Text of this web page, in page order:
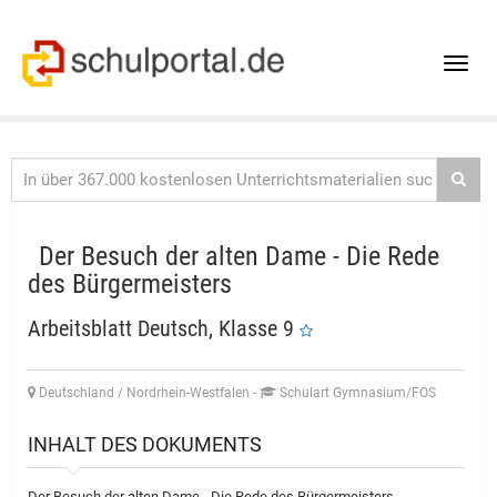
Toggle
Der Besuch der alten Dame - Die Rede
des Bürgermeisters
Arbeitsblatt Deutsch, Klasse 9
Deutschland / Nordrhein-Westfalen - Schulart Gymnasium/FOS
INHALT DES DOKUMENTS